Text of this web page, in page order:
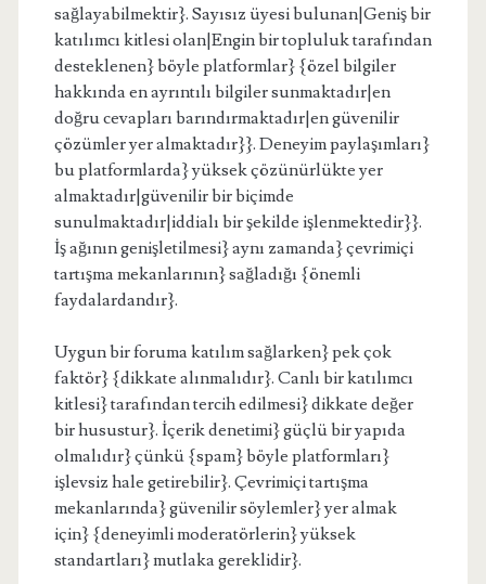
sağlayabilmektir}. Sayısız üyesi bulunan|Geniş bir
katılımcı kitlesi olan|Engin bir topluluk tarafından
desteklenen} böyle platformlar} {özel bilgiler
hakkında en ayrıntılı bilgiler sunmaktadır|en
doğru cevapları barındırmaktadır|en güvenilir
çözümler yer almaktadır}}. Deneyim paylaşımları}
bu platformlarda} yüksek çözünürlükte yer
almaktadır|güvenilir bir biçimde
sunulmaktadır|iddialı bir şekilde işlenmektedir}}.
İş ağının genişletilmesi} aynı zamanda} çevrimiçi
tartışma mekanlarının} sağladığı {önemli
faydalardandır}.
Uygun bir foruma katılım sağlarken} pek çok
faktör} {dikkate alınmalıdır}. Canlı bir katılımcı
kitlesi} tarafından tercih edilmesi} dikkate değer
bir husustur}. İçerik denetimi} güçlü bir yapıda
olmalıdır} çünkü {spam} böyle platformları}
işlevsiz hale getirebilir}. Çevrimiçi tartışma
mekanlarında} güvenilir söylemler} yer almak
için} {deneyimli moderatörlerin} yüksek
standartları} mutlaka gereklidir}.